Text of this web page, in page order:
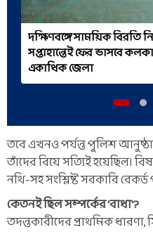
দক্ষিণবঙ্গে সাময়িক বিরতি
সপ্তাহান্তেই ফের ভাসবে
একাধিক জেলা
তবে এখনও পর্যন্ত পুলিশ
তাঁদের বিয়ে সত্যিই হয়েছিল।
নথি-সহ সংশ্লিষ্ট সরকারি রেকর্ড
কেতনই ছিল সম্পর্কের 'বাধা'?
তদন্তকারীদের প্রাথমিক